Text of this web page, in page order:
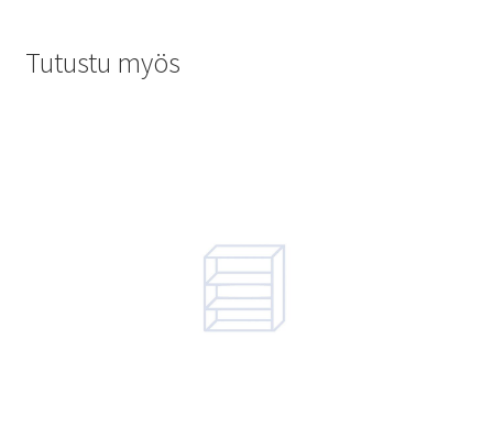
Tutustu myös